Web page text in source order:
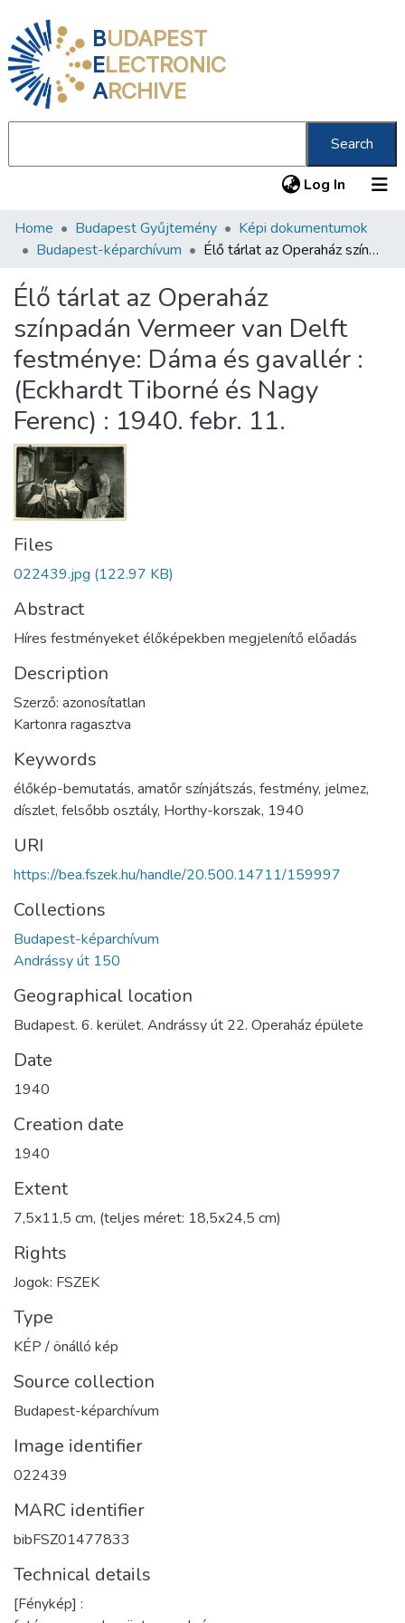
BUDAPEST
ELECTRONIC
ARCHIVE
Search
Log In (current)
Communities & Collections
Statistics
About us
Home Budapest Gyűjtemény
Képi dokumentumok
Budapest-képarchívum
Élő tárlat az Operaház színpadán Vermeer van Delft festménye: Dáma és gavallér : (Eckhardt Tiborné és Nagy Ferenc) : 1940. febr. 11.
Élő tárlat az Operaház
színpadán Vermeer van Delft
festménye: Dáma és gavallér :
(Eckhardt Tiborné és Nagy
Ferenc) : 1940. febr. 11.
Files
022439.jpg (122.97 KB)
Abstract
Híres festményeket élőképekben megjelenítő előadás
Description
Szerző: azonosítatlan
Kartonra ragasztva
Keywords
élőkép-bemutatás, amatőr színjátszás, festmény, jelmez,
díszlet, felsőbb osztály, Horthy-korszak, 1940
URI
https://bea.fszek.hu/handle/20.500.14711/159997
Collections
Budapest-képarchívum
Andrássy út 150
Geographical location
Budapest. 6. kerület. Andrássy út 22. Operaház épülete
Date
1940
Creation date
1940
Extent
7,5x11,5 cm, (teljes méret: 18,5x24,5 cm)
Rights
Jogok: FSZEK
Type
KÉP / önálló kép
Source collection
Budapest-képarchívum
Image identifier
022439
MARC identifier
bibFSZ01477833
Technical details
[Fénykép] :